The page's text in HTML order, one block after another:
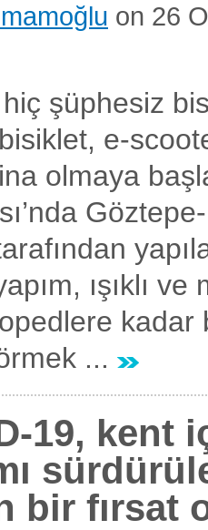
on 26
şüphesiz
e-
olmaya
ışıklı ve
kadar
...
19, kent
bir fırsat